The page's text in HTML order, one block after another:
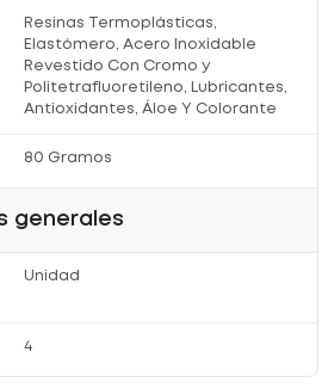
Resinas Termoplásticas,
Elastómero, Acero Inoxidable
Revestido Con Cromo y
Politetrafluoretileno, Lubricantes,
Antioxidantes, Áloe Y Colorante
80 Gramos
generales
Unidad
4